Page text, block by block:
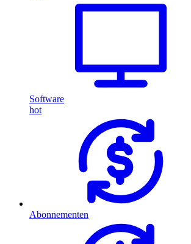
Software
hot
Abonnementen